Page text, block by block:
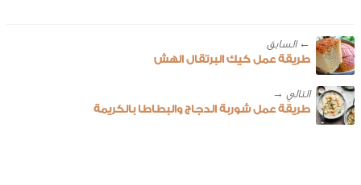
← ‎السابق
طريقة عمل كيك البرتقال الهش
طريقة عمل شوربة الدجاج والبطاطا بالكريمة